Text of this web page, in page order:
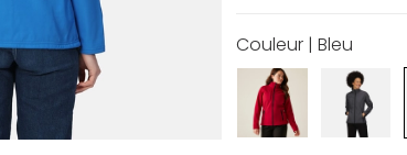
Couleur | Bleu